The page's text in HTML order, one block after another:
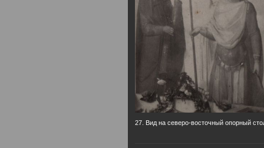
27. Вид на северо-восточный опорный